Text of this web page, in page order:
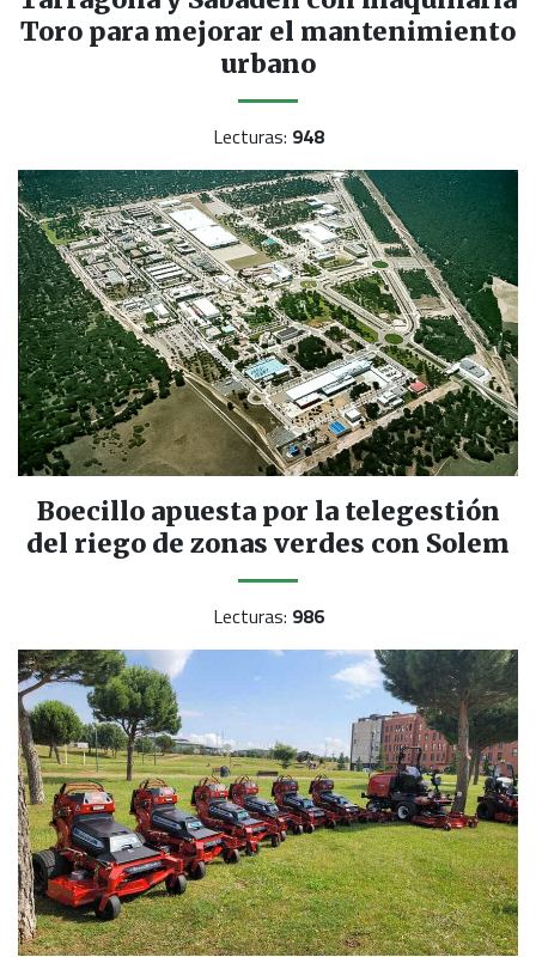
Toro para mejorar el mantenimiento
urbano
Lecturas: 948
Boecillo apuesta por la telegestión
del riego de zonas verdes con Solem
Lecturas: 986